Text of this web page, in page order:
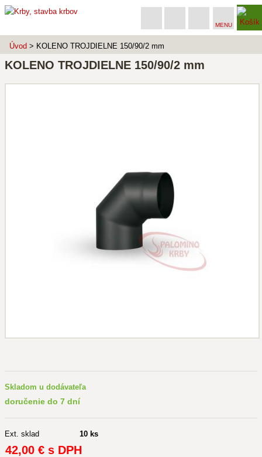
MENU
Úvod > KOLENO TROJDIELNE 150/90/2 mm
KOLENO TROJDIELNE 150/90/2 mm
Skladom u dodávateľa
doručenie do 7 dní
Ext. sklad 10 ks
42,00 € s DPH